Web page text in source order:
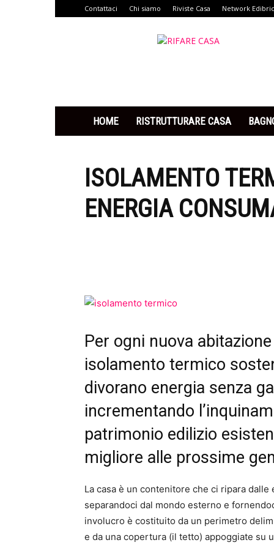
Contattaci Chi siamo Riviste Casa Network
HOME RISTRUTTURARE CASA
ISOLAMENTO
ENERGIA
Per ogni nuova
isolamento termico
divorano energia senza
incrementando
patrimonio edilizio
migliore alle prossime
La casa è un contenitore che ci ripara
separandoci dal mondo esterno e
involucro è costituito da un perimetro
e da una copertura (il tetto) appoggiate su